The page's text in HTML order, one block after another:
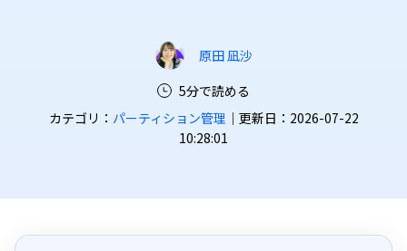
原田 凪沙
5分で読める
カテゴリ： パーティション管理 ｜更新日：2026-07-22
10:28:01